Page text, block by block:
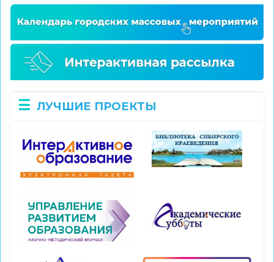
ЛУЧШИЕ ПРОЕКТЫ